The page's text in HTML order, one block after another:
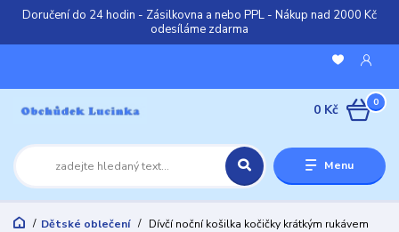
Doručení do 24 hodin - Zásilkovna a nebo PPL - Nákup nad 2000 Kč
odesíláme zdarma
Menu
0
0 Kč
Dětské oblečení
Dívčí noční košilka kočičky krátkým rukávem